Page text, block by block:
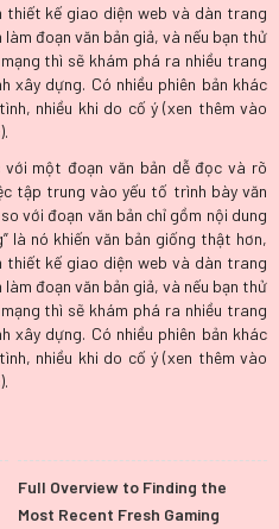
thiết kế giao diện web và dàn trang
đoạn văn bản giả, và nếu bạn thử
thì sẽ khám phá ra nhiều trang
xây dựng. Có nhiều phiên bản khác
nhiều khi do cố ý (xen thêm vào
một đoạn văn bản dễ đọc và rõ
tập trung vào yếu tố trình bày văn
với đoạn văn bản chỉ gồm nội dung
là nó khiến văn bản giống thật hơn,
thiết kế giao diện web và dàn trang
đoạn văn bản giả, và nếu bạn thử
thì sẽ khám phá ra nhiều trang
xây dựng. Có nhiều phiên bản khác
nhiều khi do cố ý (xen thêm vào
Full Overview to Finding the
Most Recent Fresh Gaming